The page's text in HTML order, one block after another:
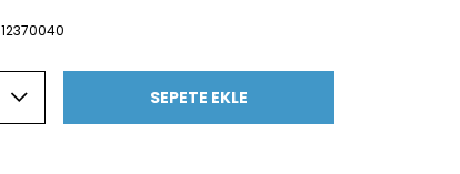
12370040
SEPETE EKLE